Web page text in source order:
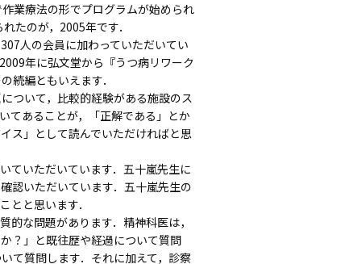
業療法の形でプログラムが始められ
たのが，2005年です．
人の会員に加わっていただいてい
年に弘文堂から『うつ病リワーク
続編ともいえます．
ついて，比較的経験がある施設のス
てあることが，「正解である」とか
ス」として読んでいただければと思
ていただいています．五十嵐先生に
認いただいています．五十嵐先生の
と思います．
な問題があります．精神科医は，
？」と既往歴や経過について質問
て質問します．それに加えて，診察